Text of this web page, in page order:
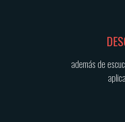
además de